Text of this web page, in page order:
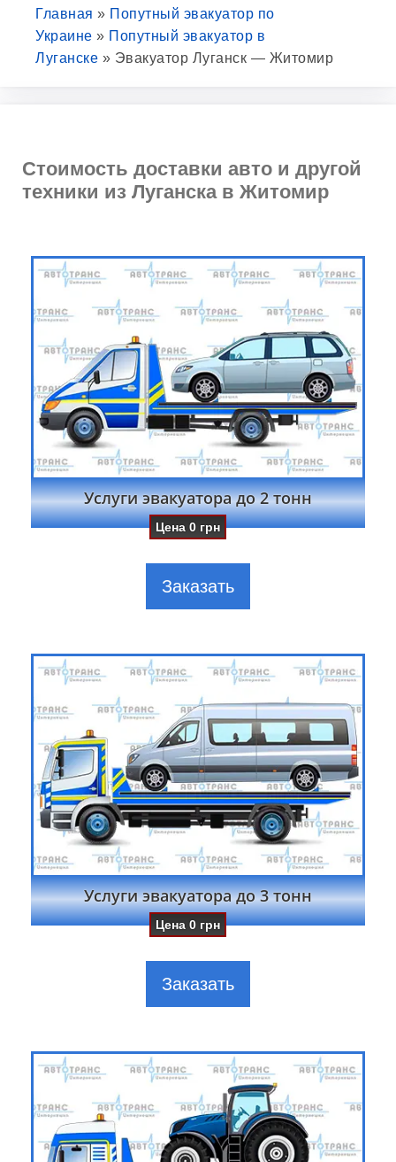
Главная » Попутный эвакуатор по
Украине » Попутный эвакуатор в
Луганске » Эвакуатор Луганск — Житомир
Стоимость доставки авто и другой
техники из Луганска в Житомир
Услуги эвакуатора до 2 тонн
Цена0 грн
Заказать
Услуги эвакуатора до 3 тонн
Цена0 грн
Заказать